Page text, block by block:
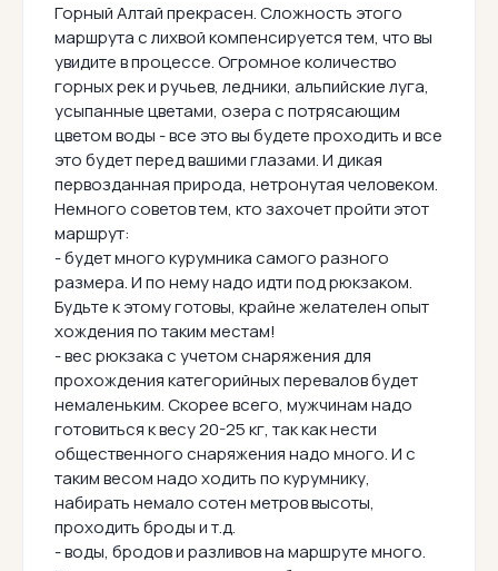
Горный Алтай прекрасен. Сложность этого
маршрута с лихвой компенсируется тем, что вы
увидите в процессе. Огромное количество
горных рек и ручьев, ледники, альпийские луга,
усыпанные цветами, озера с потрясающим
цветом воды - все это вы будете проходить и все
это будет перед вашими глазами. И дикая
первозданная природа, нетронутая человеком.
Немного советов тем, кто захочет пройти этот
маршрут:
- будет много курумника самого разного
размера. И по нему надо идти под рюкзаком.
Будьте к этому готовы, крайне желателен опыт
хождения по таким местам!
- вес рюкзака с учетом снаряжения для
прохождения категорийных перевалов будет
немаленьким. Скорее всего, мужчинам надо
готовиться к весу 20-25 кг, так как нести
общественного снаряжения надо много. И с
таким весом надо ходить по курумнику,
набирать немало сотен метров высоты,
проходить броды и т.д.
- воды, бродов и разливов на маршруте много.